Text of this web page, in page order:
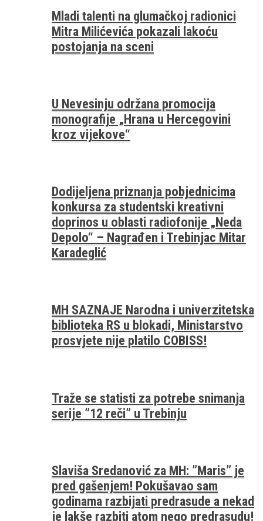
Mladi talenti na glumačkoj radionici
Mitra Milićevića pokazali lakoću
postojanja na sceni
U Nevesinju održana promocija
monografije „Hrana u Hercegovini
kroz vijekove“
Dodijeljena priznanja pobjednicima
konkursa za studentski kreativni
doprinos u oblasti radiofonije „Neda
Depolo“ – Nagrađen i Trebinjac Mitar
Karadeglić
MH SAZNAJE Narodna i univerzitetska
biblioteka RS u blokadi, Ministarstvo
prosvjete nije platilo COBISS!
Traže se statisti za potrebe snimanja
serije ”12 reči” u Trebinju
Slaviša Sredanović za MH: ”Maris” je
pred gašenjem! Pokušavao sam
godinama razbijati predrasude a nekad
je lakše razbiti atom nego predrasudu!